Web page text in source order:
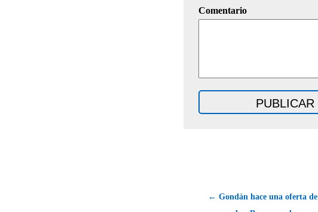
Comentario
← Gondán hace una oferta de